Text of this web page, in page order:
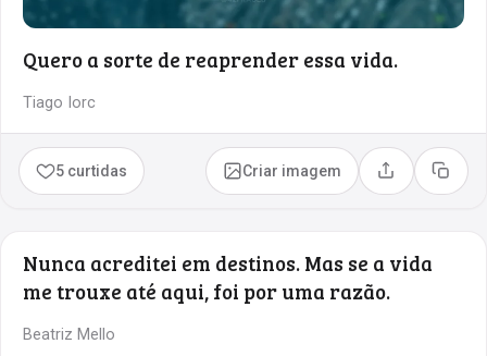
Quero a sorte de reaprender essa vida.
Tiago Iorc
5 curtidas Criar imagem Compartilhar
Copiar
Nunca acreditei em destinos. Mas se a vida
me trouxe até aqui, foi por uma razão.
Beatriz Mello